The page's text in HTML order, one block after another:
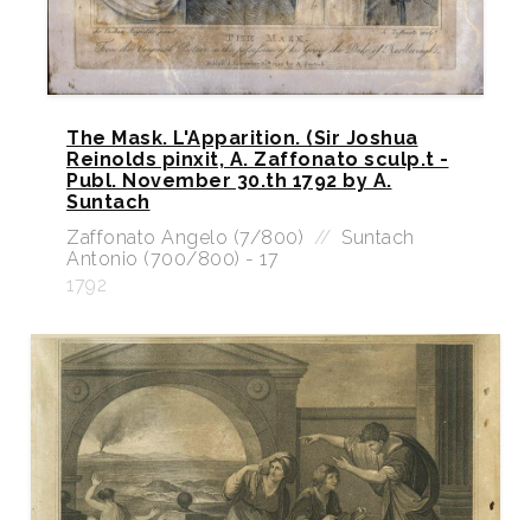
The Mask. L'Apparition. (Sir Joshua
Reinolds pinxit, A. Zaffonato sculp.t -
Publ. November 30.th 1792 by A.
Suntach
Zaffonato Angelo (7/800) // Suntach
Antonio (700/800) - 17
1792